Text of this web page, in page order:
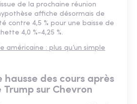
de la prochaine réunion
affiche désormais de
contre 4,5 % pour une baisse de
4,0 %-4,25 %.
américaine : plus qu’un simple
hausse des cours après
Trump sur Chevron